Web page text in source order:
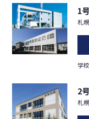
1
札
学
2
札